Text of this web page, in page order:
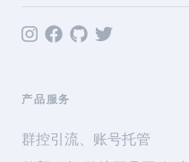
产品服务
群控引流、账号托管